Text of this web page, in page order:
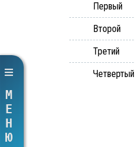
Первый
Второй
Третий
Четвертый
МЕНЮ